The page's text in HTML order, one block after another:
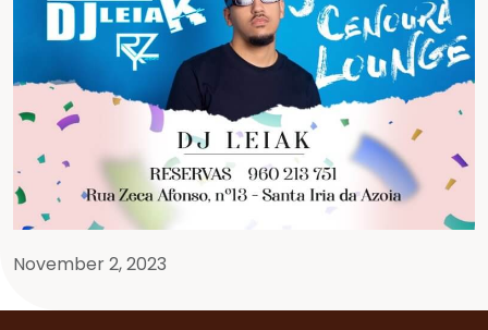
November 2, 2023